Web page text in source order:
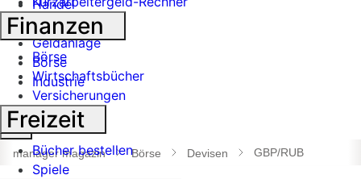
Handel
Banken
Geldanlage
Börse
Industrie
Suche
öffnen
manager magazin Börse Devisen GBP/RUB
Finanzen
Börse
Wirtschaftsbücher
Versicherungen
Freizeit
Bücher bestellen
Spiele